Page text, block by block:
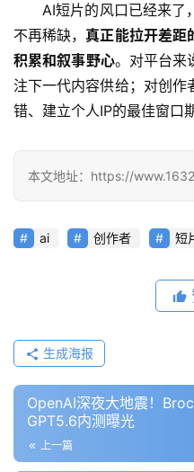
文
教
程
框
架
告
AI短片的风口已经来了
不再稀缺，真正能拉开差距
积累和叙事野心。对平台来
注下一代内容供给；对创作
错、建立个人IP的最佳窗口期
本文地址：https://
ai 创作者 短
生成海报
OpenAI深夜大地震！
GPT5.6内测曝光
上一篇